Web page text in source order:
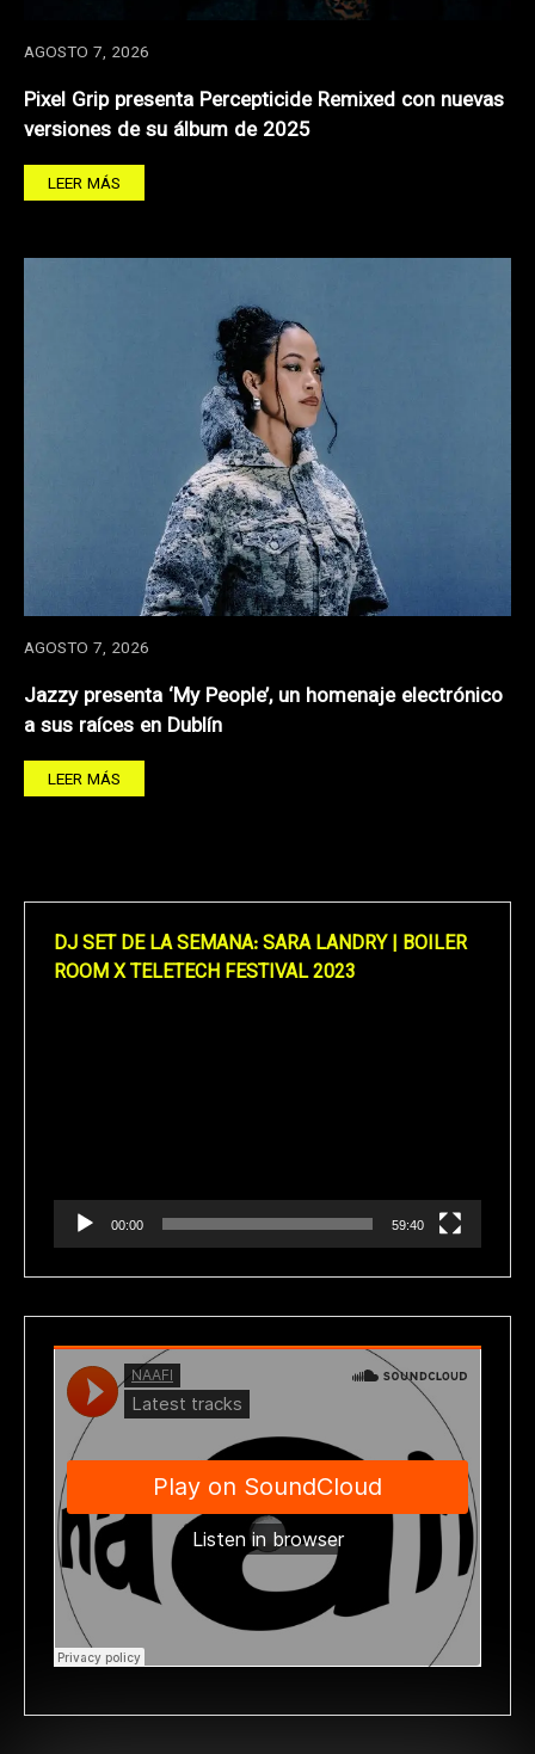
AGOSTO 7, 2026
Pixel Grip presenta Percepticide Remixed con nuevas
versiones de su álbum de 2025
LEER MÁS
AGOSTO 7, 2026
Jazzy presenta ‘My People’, un homenaje electrónico
a sus raíces en Dublín
LEER MÁS
DJ SET DE LA SEMANA: SARA LANDRY | BOILER
ROOM X TELETECH FESTIVAL 2023
00:00 59:40